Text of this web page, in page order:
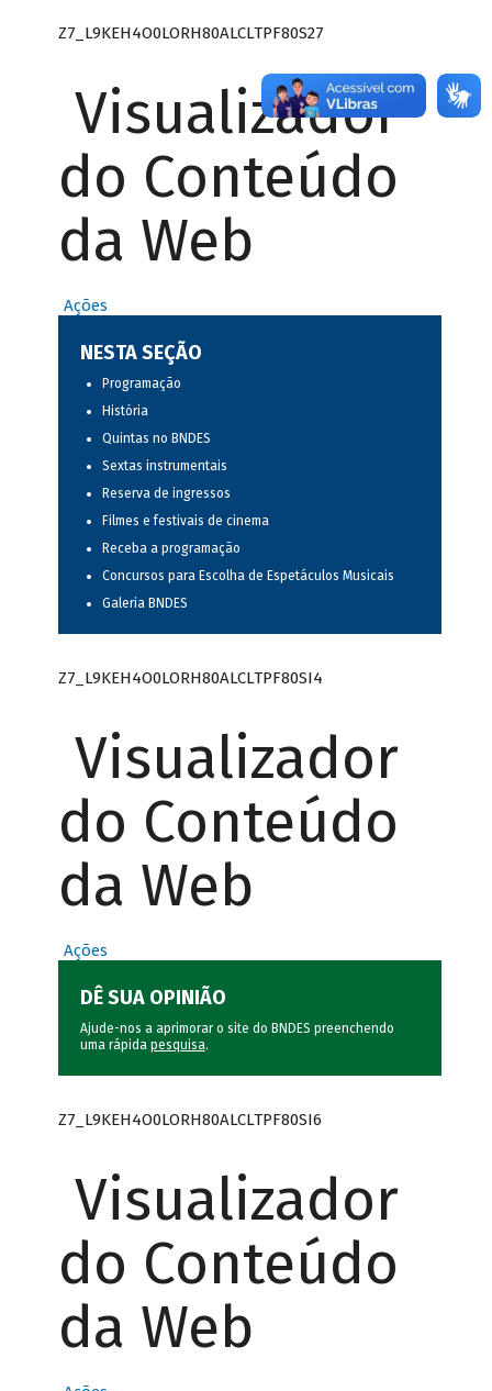
Z7_L9KEH4O0LORH80ALCLTPF80S27
Visualizador
do Conteúdo
da Web
Ações
NESTA SEÇÃO
Programação
História
Quintas no BNDES
Sextas instrumentais
Reserva de ingressos
Filmes e festivais de cinema
Receba a programação
Concursos para Escolha de Espetáculos Musicais
Galeria BNDES
Z7_L9KEH4O0LORH80ALCLTPF80SI4
Visualizador
do Conteúdo
da Web
Ações
DÊ SUA OPINIÃO
Ajude-nos a aprimorar o site do BNDES preenchendo
uma rápida pesquisa.
Z7_L9KEH4O0LORH80ALCLTPF80SI6
Visualizador
do Conteúdo
da Web